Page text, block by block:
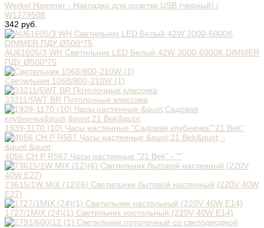
Werkel Hammer - Накладка для розетки USB (черный) /
W1279508
342 руб.
AU61605/3 WH Светильник LED Белый 42W 3000-6000K DIMMER
ПДУ Ø500*75
Светильник 1068/800-210W (1)
33211/5WT BR Потолочные классика
1939-1170 (10) Часы настенные "Садовая клубничка""21 Bek"
4056 СН Р R567 Часы настенные "21 Bek" - ""
73615/1W MIX (12)(6) Светильник бытовой настенный (220V 40W
E27)
1727/1MIX (24)(1) Светильник настольный (220V 40W E14)